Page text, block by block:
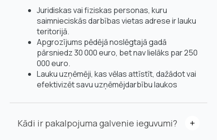
Juridiskas vai fiziskas personas, kuru
saimnieciskās darbības vietas adrese ir lauku
teritorijā.
Apgrozījums pēdējā noslēgtajā gadā
pārsniedz 30 000 euro, bet nav lielāks par 250
000 euro.
Lauku uzņēmēji, kas vēlas attīstīt, dažādot vai
efektivizēt savu uzņēmējdarbību laukos
Kādi ir pakalpojuma galvenie ieguvumi?